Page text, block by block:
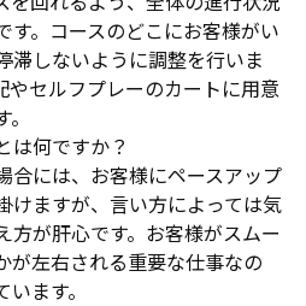
す。コースのどこにお客様がい
滞しないように調整を行いま
やセルフプレーのカートに用意
は何ですか？
合には、お客様にペースアップ
けますが、言い方によっては気
方が肝心です。お客様がスムー
が左右される重要な仕事なの
ます。